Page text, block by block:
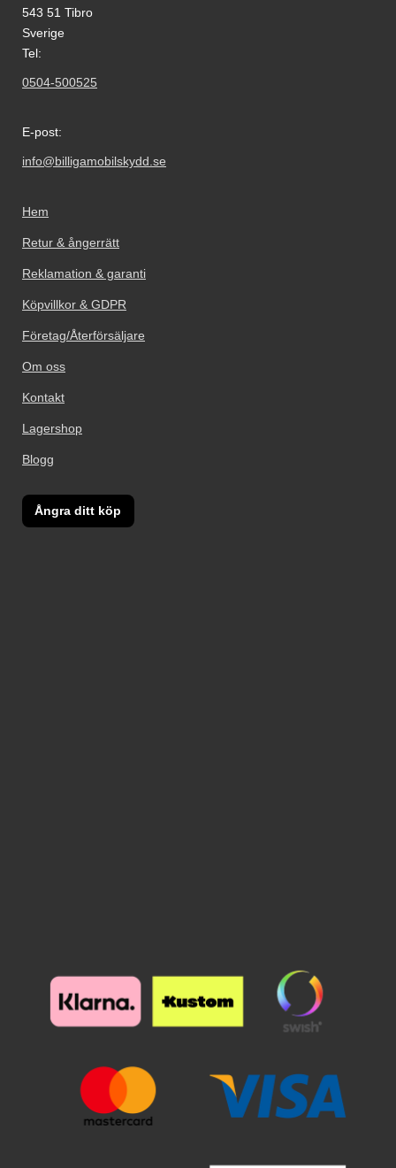
543 51 Tibro
Sverige
Tel:
0504-500525
E-post:
info@billigamobilskydd.se
Hem
Retur & ångerrätt
Reklamation & garanti
Köpvillkor & GDPR
Företag/Återförsäljare
Om oss
Kontakt
Lagershop
Blogg
Ångra ditt köp